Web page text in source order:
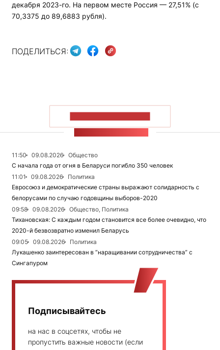
декабря 2023-го. На первом месте Россия — 27,51% (с
70,3375 до 89,6883 рубля).
ПОДЕЛИТЬСЯ:
11:50 09.08.2026
Общество
С начала года от огня в Беларуси погибло 350 человек
11:01
09.08.2026
Политика
Евросоюз и демократические страны выражают солидарность с
белорусами по случаю годовщины выборов-2020
09:58
09.08.2026
Общество, Политика
Тихановская: С каждым годом становится все более очевидно, что
2020-й безвозвратно изменил Беларусь
09:05
09.08.2026
Политика
Лукашенко заинтересован в “наращивании сотрудничества” с
Сингапуром
Подписывайтесь
на нас в соцсетях, чтобы не
пропустить важные новости (если